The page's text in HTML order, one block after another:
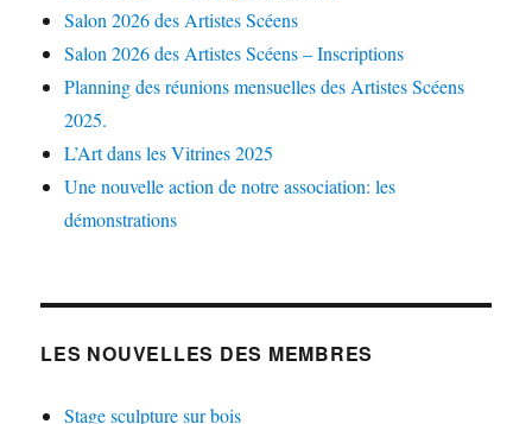
Salon 2026 des Artistes Scéens
Salon 2026 des Artistes Scéens – Inscriptions
Planning des réunions mensuelles des Artistes Scéens
2025.
L’Art dans les Vitrines 2025
Une nouvelle action de notre association: les
démonstrations
LES NOUVELLES DES MEMBRES
Stage sculpture sur bois